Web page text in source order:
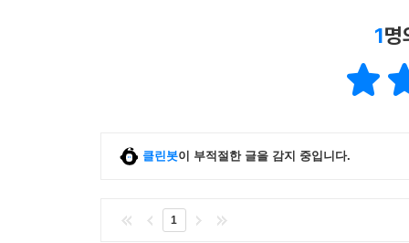
1명
클린봇이 부적절한 글을 감지 중입니다.
1